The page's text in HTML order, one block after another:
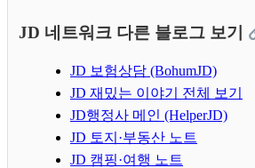
JD 네트워크 다른 블로그 보기
JD 보험상담 (BohumJD)
JD 재밌는 이야기 전체 보기
JD행정사 메인 (HelperJD)
JD 토지·부동산 노트
JD 캠핑·여행 노트